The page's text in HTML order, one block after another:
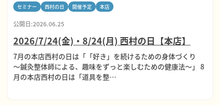
セミナー 西村の日 開催予定 本店
公開日:2026.06.25
2026/7/24(金)・8/24(月) 西村の日【本店】
7月の本店西村の日は「「好き」を続けるための身体づくり
～鍼灸整体師による、趣味をずっと楽しむための健康法～」 8
月の本店西村の日は「道具を整…